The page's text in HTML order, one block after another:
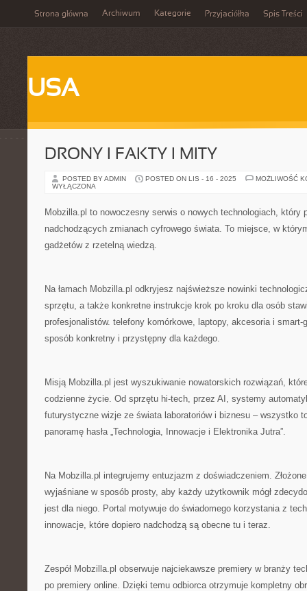
Strona główna Archiwum Kategorie Przyjaciółka Spis Treści
USA
DRONY I FAKTY I MITY
POSTED BY ADMIN POSTED ON LIS - 16 - 2025
MOŻLIWOŚĆ
WYŁĄCZONA
Mobzilla.pl to nowoczesny serwis o nowych technologiach, który
nadchodzących zmianach cyfrowego świata. To miejsce, w
gadżetów z rzetelną wiedzą.
Na łamach Mobzilla.pl odkryjesz najświeższe nowinki
sprzętu, a także konkretne instrukcje krok po kroku dla osób
profesjonalistów. telefony komórkowe, laptopy, akcesoria i
sposób konkretny i przystępny dla każdego.
Misją Mobzilla.pl jest wyszukiwanie nowatorskich rozwiązań,
codzienne życie. Od sprzętu hi-tech, przez AI, systemy
futurystyczne wizje ze świata laboratoriów i biznesu – wszystko
panoramę hasła „Technologia, Innowacje i Elektronika Jutra”.
Na Mobzilla.pl integrujemy entuzjazm z doświadczeniem.
wyjaśniane w sposób prosty, aby każdy użytkownik mógł
jest dla niego. Portal motywuje do świadomego korzystania z
innowacje, które dopiero nadchodzą są obecne tu i teraz.
Zespół Mobzilla.pl obserwuje najciekawsze premiery w branży
po premiery online. Dzięki temu odbiorca otrzymuje kompletny